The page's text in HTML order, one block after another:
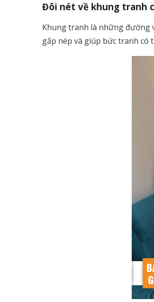
Đôi nét về khung tranh
Khung tranh là những đường
gấp nép và giúp bức tranh